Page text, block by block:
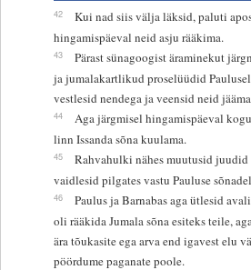
42
Kui nad siis välja läksid, paluti
hingamispäeval neid asju rääkima.
43
Pärast sünagoogist äraminekut
ja jumalakartlikud proselüüdid
vestlesid nendega ja veensid neid
44
Aga järgmisel hingamispäeval
linn Issanda sõna kuulama.
45
Rahvahulki nähes muutusid juudid
vaidlesid pilgates vastu Pauluse
46
Paulus ja Barnabas aga ütlesid
oli rääkida Jumala sõna esiteks teile,
ära tõukasite ega arva end igavest elu
pöördume paganate poole.